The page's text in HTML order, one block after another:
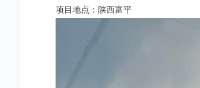
项目地点：陕西富平